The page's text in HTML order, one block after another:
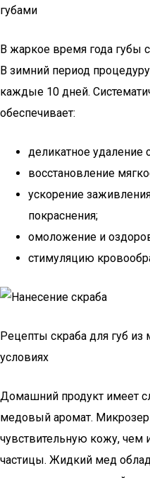
губами
В жаркое время года губы
В зимний период
каждые 10 дней.
обеспечивает:
деликатное удаление
восстановление
ускорение
покраснения;
омоложение и
стимуляцию
Рецепты скраба для губ
условиях
Домашний продукт имеет
медовый аромат.
чувствительную кожу, чем
частицы. Жидкий мед